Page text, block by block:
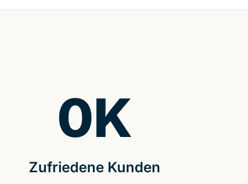
Zufriedene Kunden
0K